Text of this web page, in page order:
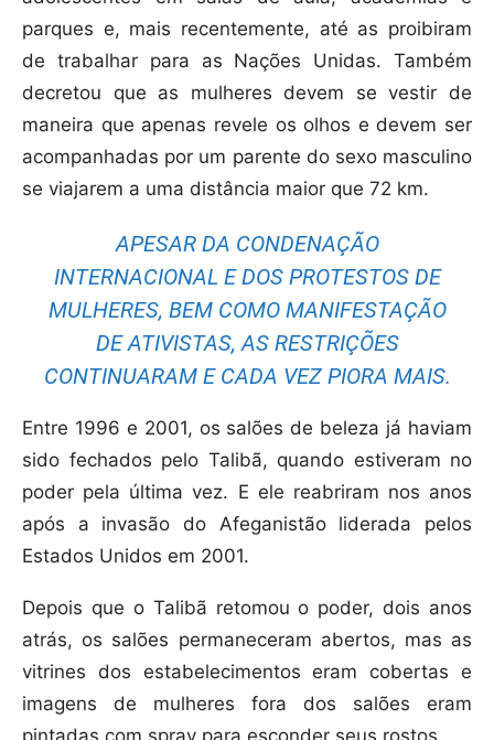
parques e, mais recentemente, até as proibiram
de trabalhar para as Nações Unidas. Também
decretou que as mulheres devem se vestir de
maneira que apenas revele os olhos e devem ser
acompanhadas por um parente do sexo masculino
se viajarem a uma distância maior que 72 km.
APESAR DA CONDENAÇÃO
INTERNACIONAL E DOS PROTESTOS DE
MULHERES, BEM COMO MANIFESTAÇÃO
DE ATIVISTAS, AS RESTRIÇÕES
CONTINUARAM E CADA VEZ PIORA MAIS.
Entre 1996 e 2001, os salões de beleza já haviam
sido fechados pelo Talibã, quando estiveram no
poder pela última vez. E ele reabriram nos anos
após a invasão do Afeganistão liderada pelos
Estados Unidos em 2001.
Depois que o Talibã retomou o poder, dois anos
atrás, os salões permaneceram abertos, mas as
vitrines dos estabelecimentos eram cobertas e
imagens de mulheres fora dos salões eram